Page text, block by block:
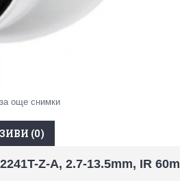
още снимки
(0)
Z-A, 2.7-13.5mm, IR 60m